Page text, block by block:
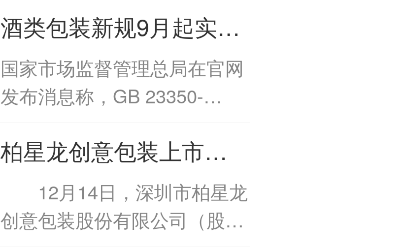
瓷文化发祥地之一。德化陶瓷
以“白”见...
酒类包装新规9月起实施
酒类包装新规9月起实施
国家市场监督管理总局在官网
发布消息称，GB 23350-
食品和化妆品》强制性国家标
准将于2023年9月起实施。
新...
柏星龙创意包装上市柏
星龙创意包装上市
12月14日，深圳市柏星龙
创意包装股份有限公司（股票